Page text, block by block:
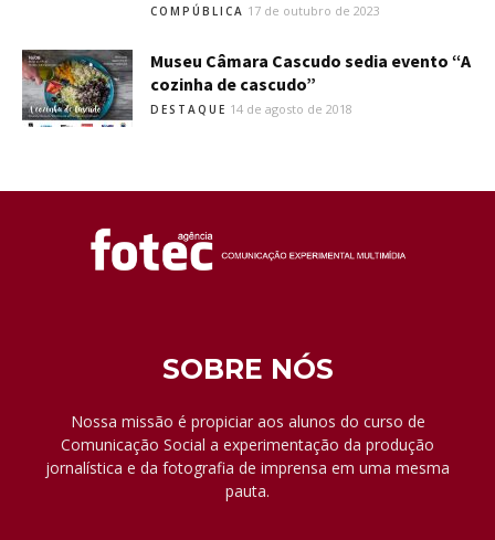
COMPÚBLICA 17 de outubro de 2023
Museu Câmara Cascudo sedia evento “A
cozinha de cascudo”
DESTAQUE 14 de agosto de 2018
SOBRE NÓS
Nossa missão é propiciar aos alunos do curso de
Comunicação Social a experimentação da produção
jornalística e da fotografia de imprensa em uma mesma
pauta.